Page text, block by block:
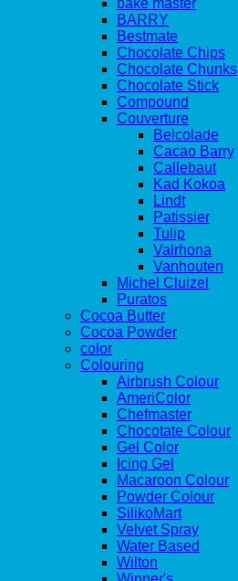
bake master
BARRY
Bestmate
Chocolate Chips
Chocolate Chunks
Chocolate Stick
Compound
Couverture
Belcolade
Cacao Barry
Callebaut
Kad Kokoa
Lindt
Patissier
Tulip
Valrhona
Vanhouten
Michel Cluizel
Puratos
Cocoa Butter
Cocoa Powder
color
Colouring
Airbrush Colour
AmeriColor
Chefmaster
Chocotate Colour
Gel Color
Icing Gel
Macaroon Colour
Powder Colour
SilikoMart
Velvet Spray
Water Based
Wilton